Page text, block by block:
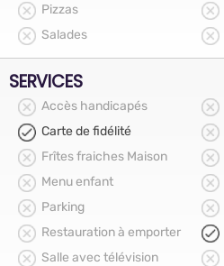
Pizzas
Salades
SERVICES
Accès handicapés
Carte de fidélité
Frîtes fraiches Maison
Menu enfant
Parking
Restauration à emporter
Salle avec télévision